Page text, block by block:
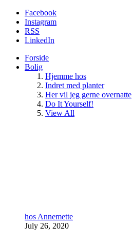
Facebook
Instagram
RSS
LinkedIn
Forside
Bolig
Hjemme hos
Indret med planter
Her vil jeg gerne overnatte
Do It Yourself!
View All
hos Annemette
July 26, 2020